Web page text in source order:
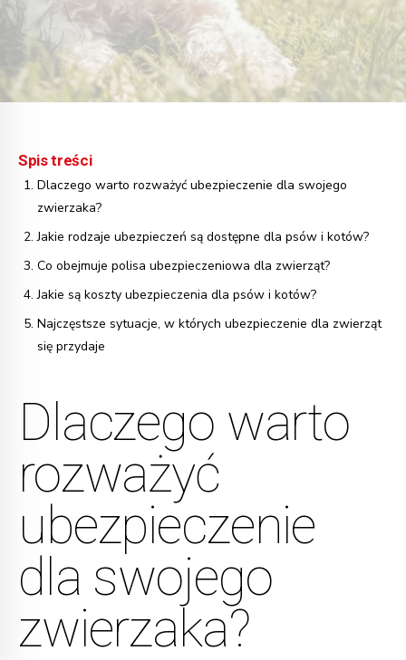
Spis treści
Dlaczego warto rozważyć ubezpieczenie dla swojego
zwierzaka?
Jakie rodzaje ubezpieczeń są dostępne dla psów i kotów?
Co obejmuje polisa ubezpieczeniowa dla zwierząt?
Jakie są koszty ubezpieczenia dla psów i kotów?
Najczęstsze sytuacje, w których ubezpieczenie dla zwierząt
się przydaje
Dlaczego warto
rozważyć
ubezpieczenie
dla swojego
zwierzaka?